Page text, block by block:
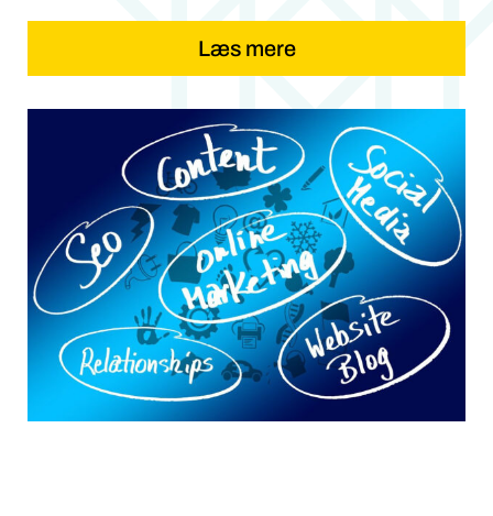
Læs mere